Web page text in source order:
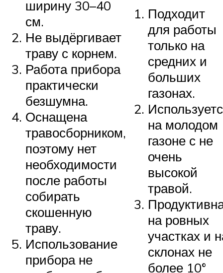
ширину 30–40
см.
Не выдёргивает
траву с корнем.
Работа прибора
практически
безшумна.
Оснащена
травосборником,
поэтому нет
необходимости
после работы
собирать
скошенную
траву.
Использование
прибора не
Подходит
для работы
только на
средних и
больших
газонах.
на молодом
газоне с не
очень
высокой
травой.
на ровных
участках и
склонах не
более 10°